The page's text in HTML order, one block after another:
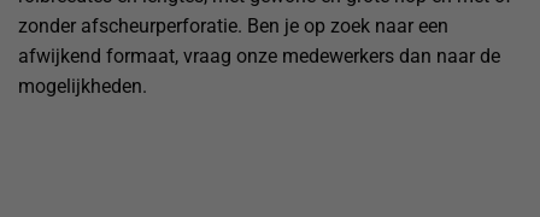
zonder afscheurperforatie. Ben je op zoek naar een
afwijkend formaat, vraag onze medewerkers dan naar de
mogelijkheden.